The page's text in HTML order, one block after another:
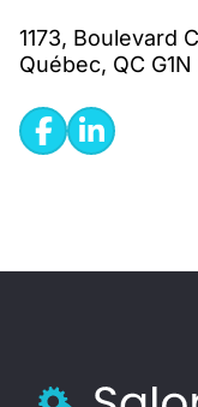
1173, Boulevard
Québec, QC G1N